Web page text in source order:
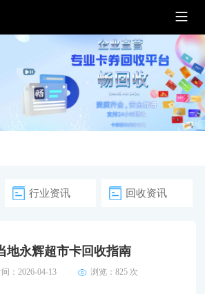
行业资讯 回收资讯
地永辉超市卡回收指南
：2026-04-13 浏览： 825 次